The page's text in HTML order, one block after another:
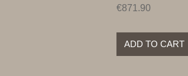
€871.90
ADD TO CART